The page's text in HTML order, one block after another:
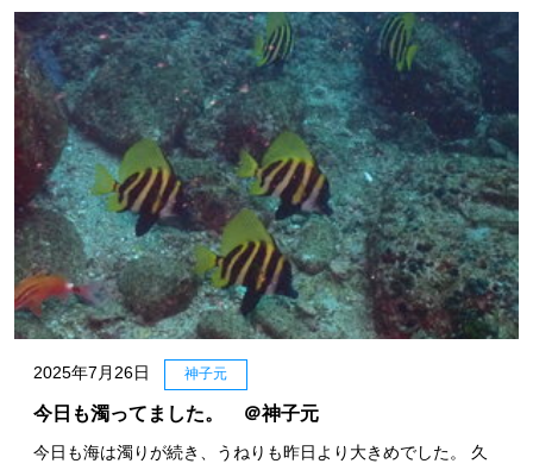
2025年7月26日 神子元
今日も濁ってました。 ＠神子元
今日も海は濁りが続き、うねりも昨日より大きめでした。 久